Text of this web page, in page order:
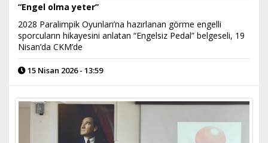
“Engel olma yeter”
2028 Paralimpik Oyunları’na hazırlanan görme engelli
sporcuların hikayesini anlatan “Engelsiz Pedal” belgeseli, 19
Nisan’da CKM’de
15 Nisan 2026 - 13:59